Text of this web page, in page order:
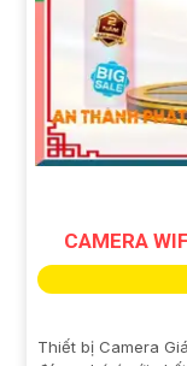
CAMERA
Thiết bị Camera